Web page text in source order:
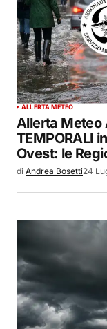
ALLERTA METEO
Allerta Meteo
TEMPORALI
Ovest: le
di Andrea Bosetti24